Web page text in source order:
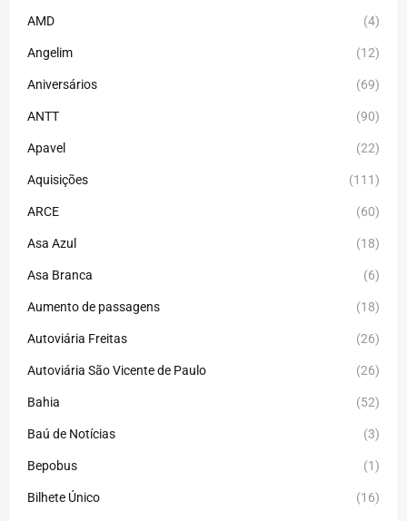
AMD (4)
Angelim (12)
Aniversários (69)
ANTT (90)
Apavel (22)
Aquisições (111)
ARCE (60)
Asa Azul (18)
Asa Branca (6)
Aumento de passagens (18)
Autoviária Freitas (26)
Autoviária São Vicente de Paulo (26)
Bahia (52)
Baú de Notícias (3)
Bepobus (1)
Bilhete Único (16)